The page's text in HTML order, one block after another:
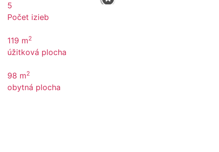
5
Počet izieb
119 m2
úžitková plocha
98 m2
obytná plocha